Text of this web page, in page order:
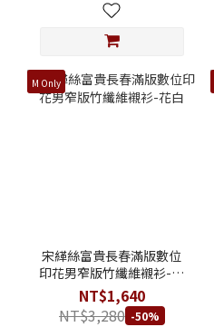
M Only
宋緙絲富貴長春滿版數位
印花男窄版竹纖維襯衫-花
白
NT$1,640
NT$3,280 -50%